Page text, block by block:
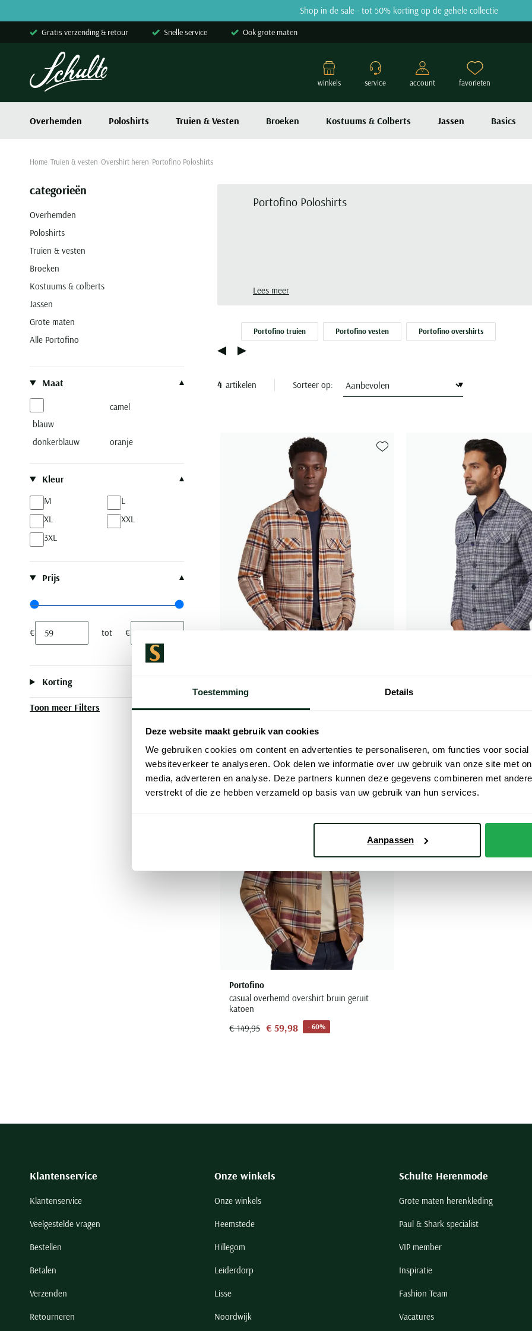
Toestemming Details
Deze website maakt gebruik van cookies
We gebruiken cookies om content en advertenties te personaliseren, om functies voor
websiteverkeer te analyseren. Ook delen we informatie over uw gebruik van onze site met
media, adverteren en analyse. Deze partners kunnen deze gegevens combineren met
verstrekt of die ze hebben verzameld op basis van uw gebruik van hun services.
Aanpassen
Shop in de sale - tot 50% korting op de gehele collectie
Gratis verzending & retour Snelle service Ook grote maten
Overhemden Poloshirts Truien & Vesten Broeken Kostuums & Colberts Jassen Basics
winkels service account favorieten
Home Truien & vesten Overshirt heren Portofino Poloshirts
Portofino Poloshirts
Lees meer
Portofino truien Portofino vesten Portofino overshirts
categorieën
Overhemden
Poloshirts
Truien & vesten
Broeken
Kostuums & colberts
Jassen
Grote maten
Alle Portofino
Maat
blauw
camel
donkerblauw oranje
Kleur
M
L
XL
XXL
3XL
Prijs
Range slider min value
Range slider max value
Minimum value input
€ tot
Maximum value input
€
Korting
Toon meer Filters
4 artikelen Sorteer op:
Regular Fit Overshirt oranje
Toevoegen aan favorieten
Portofino
casual overhemd overshirt bruin geruit
katoen
€ 149,95 € 59,98 - 60%
Toevoegen aan favorieten
Klantenservice
Klantenservice
Veelgestelde vragen
Bestellen
Betalen
Verzenden
Retourneren
Onze winkels
Onze winkels
Heemstede
Hillegom
Leiderdorp
Lisse
Noordwijk
Schulte Herenmode
Grote maten herenkleding
Paul & Shark specialist
VIP member
Inspiratie
Fashion Team
Vacatures